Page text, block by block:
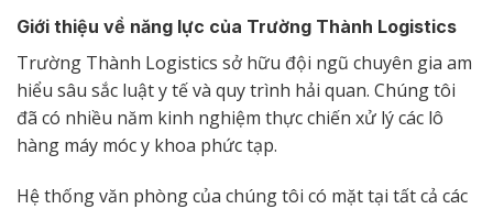
Giới thiệu về năng lực của Trường Thành Logistics
Trường Thành Logistics sở hữu đội ngũ chuyên gia am
hiểu sâu sắc luật y tế và quy trình hải quan. Chúng tôi
đã có nhiều năm kinh nghiệm thực chiến xử lý các lô
hàng máy móc y khoa phức tạp.
Hệ thống văn phòng của chúng tôi có mặt tại tất cả các